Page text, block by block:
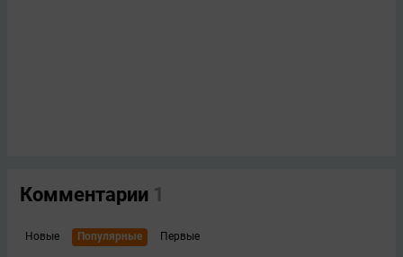
Комментарии 1
Новые Популярные Первые